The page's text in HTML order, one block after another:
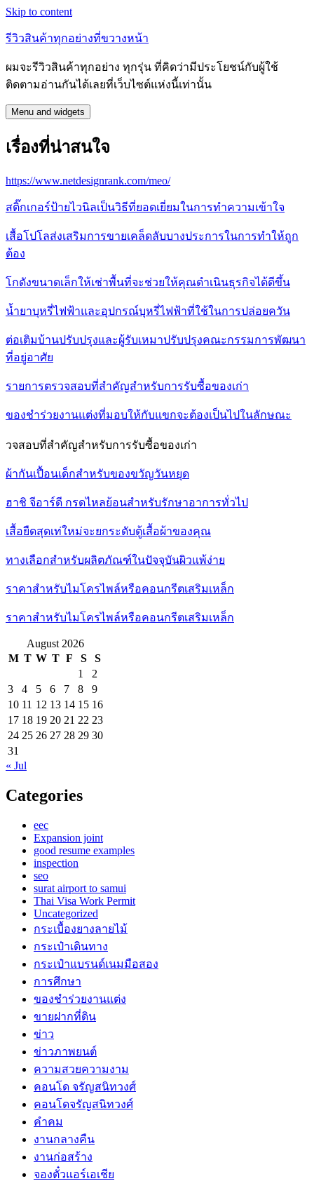
Skip to content
รีวิวสินค้าทุกอย่างที่ขวางหน้า
ผมจะรีวิวสินค้าทุกอย่าง ทุกรุ่น ที่คิดว่ามีประโยชน์กับผู้ใช้
ติดตามอ่านกันได้เลยที่เว็บไซต์แห่งนี้เท่านั้น
Menu and widgets
เรื่องที่น่าสนใจ
https://www.netdesignrank.com/meo/
สติ๊กเกอร์ป้ายไวนิลเป็นวิธีที่ยอดเยี่ยมในการทำความเข้าใจ
เสื้อโปโลส่งเสริมการขายเคล็ดลับบางประการในการทำให้ถูก
ต้อง
โกดังขนาดเล็กให้เช่าพื้นที่จะช่วยให้คุณดำเนินธุรกิจได้ดีขึ้น
น้ำยาบุหรี่ไฟฟ้าและอุปกรณ์บุหรี่ไฟฟ้าที่ใช้ในการปล่อยควัน
ต่อเติมบ้านปรับปรุงและผู้รับเหมาปรับปรุงคณะกรรมการพัฒนา
ที่อยู่อาศัย
รายการตรวจสอบที่สำคัญสำหรับการรับซื้อของเก่า
ของชำร่วยงานแต่งที่มอบให้กับแขกจะต้องเป็นไปในลักษณะ
วจสอบที่สำคัญสำหรับการรับซื้อของเก่า
ผ้ากันเปื้อนเด็กสำหรับของขวัญวันหยุด
ฮาชิ จีอาร์ดี กรดไหลย้อนสำหรับรักษาอาการทั่วไป
เสื้อยืดสุดเท่ใหม่จะยกระดับตู้เสื้อผ้าของคุณ
ทางเลือกสำหรับผลิตภัณฑ์ในปัจจุบันผิวแพ้ง่าย
ราคาสำหรับไมโครไพล์หรือคอนกรีตเสริมเหล็ก
ราคาสำหรับไมโครไพล์หรือคอนกรีตเสริมเหล็ก
August 2026
M T W T F S
S
1
2
3
4 5 6 7 8
9
10 11 12 13 14 15 16
17 18 19 20 21 22 23
24 25 26 27 28 29 30
31
« Jul
Categories
eec
Expansion joint
good resume examples
inspection
seo
surat airport to samui
Thai Visa Work Permit
Uncategorized
กระเบื้องยางลายไม้
กระเป๋าเดินทาง
กระเป๋าแบรนด์เนมมือสอง
การศึกษา
ของชำร่วยงานแต่ง
ขายฝากที่ดิน
ข่าว
ข่าวภาพยนต์
ความสวยความงาม
คอนโด จรัญสนิทวงศ์
คอนโดจรัญสนิทวงศ์
คำคม
งานกลางคืน
งานก่อสร้าง
จองตั๋วแอร์เอเชีย